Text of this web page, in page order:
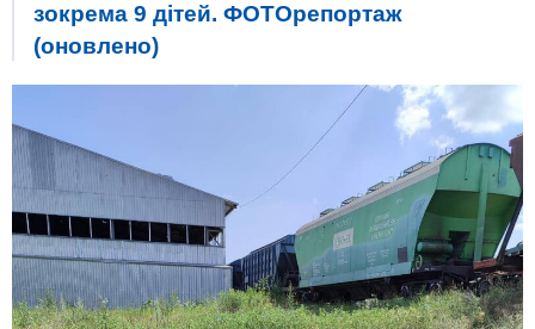
зокрема 9 дітей. ФОТОрепортаж
(оновлено)